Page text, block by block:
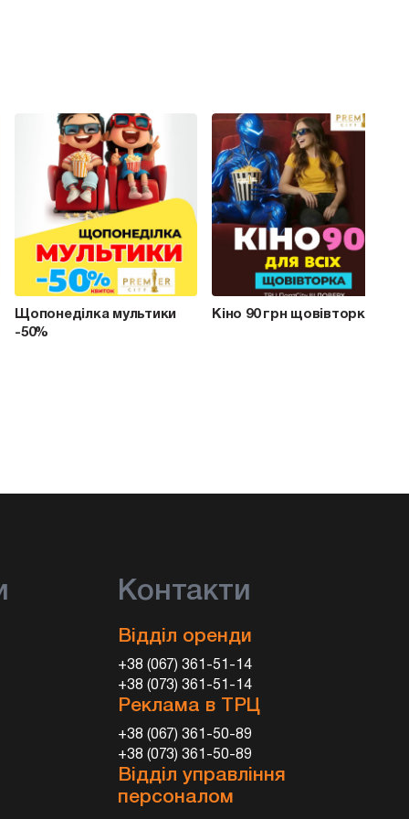
Щопонеділка мультики
-50%
Кіно 90 грн щовівторка
Контакти
Відділ оренди
+38 (067) 361-51-14
+38 (073) 361-51-14
Реклама в ТРЦ
+38 (067) 361-50-89
+38 (073) 361-50-89
Відділ управління
персоналом